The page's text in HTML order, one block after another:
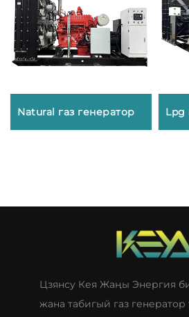
Natural газ генератор Lpg
Цзянсу Кея Жаңы Энергия
жана табигый газ генератор